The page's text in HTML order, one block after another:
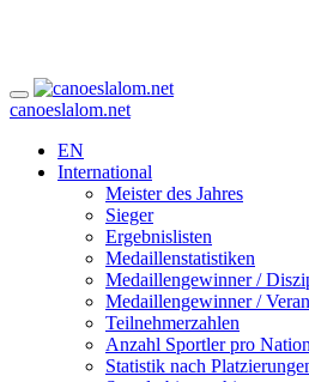
canoeslalom.net
EN
International
Meister des Jahres
Sieger
Ergebnislisten
Medaillenstatistiken
Medaillengewinner /
Medaillengewinner /
Teilnehmerzahlen
Anzahl Sportler pro Nation
Statistik nach